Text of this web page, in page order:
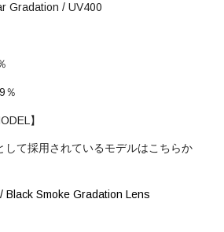
Gradation / UV400
％
】
して採用されているモデルはこちらか
Black Smoke Gradation Lens